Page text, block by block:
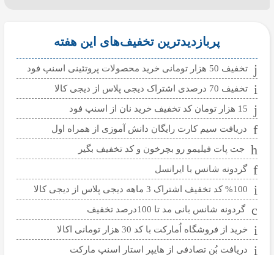
پربازدیدترین تخفیف‌های این هفته
تخفیف 50 هزار تومانی خرید محصولات پروتئینی اسنپ فود
تخفیف 70 درصدی اشتراک دیجی پلاس از دیجی کالا
15 هزار تومان کد تخفیف خرید نان از اسنپ فود
دریافت سیم کارت رایگان دانش آموزی از همراه اول
جت پات فیلیمو رو بچرخون و کد تخفیف بگیر
گردونه شانس با ایرانسل
%100 کد تخفیف اشتراک 3 ماهه دیجی پلاس از دیجی کالا
گردونه شانس بانی مد تا 100درصد تخفیف
خرید از فروشگاه اُمارکت با کد 30 هزار تومانی اکالا
دریافت بُن تصادفی از هایپر استار اسنپ مارکت